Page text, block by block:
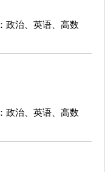
政治、英语、高数
政治、英语、高数